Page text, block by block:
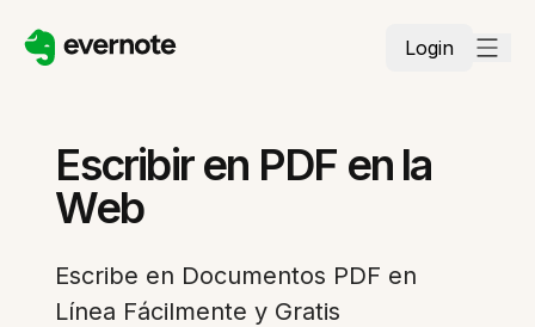
Login
Escribir en PDF en la
Web
Escribe en Documentos PDF en
Línea Fácilmente y Gratis